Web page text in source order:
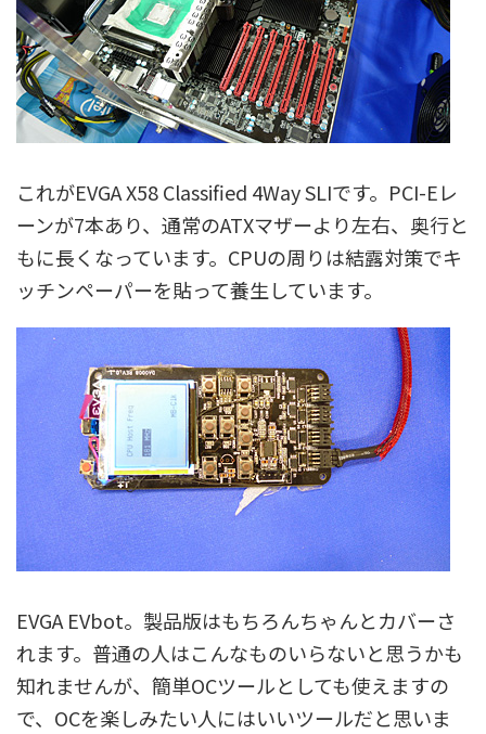
これがEVGA X58 Classified 4Way SLIです。PCI-Eレ
ーンが7本あり、通常のATXマザーより左右、奥行と
もに長くなっています。CPUの周りは結露対策でキ
ッチンペーパーを貼って養生しています。
EVGA EVbot。製品版はもちろんちゃんとカバーさ
れます。普通の人はこんなものいらないと思うかも
知れませんが、簡単OCツールとしても使えますの
で、OCを楽しみたい人にはいいツールだと思いま